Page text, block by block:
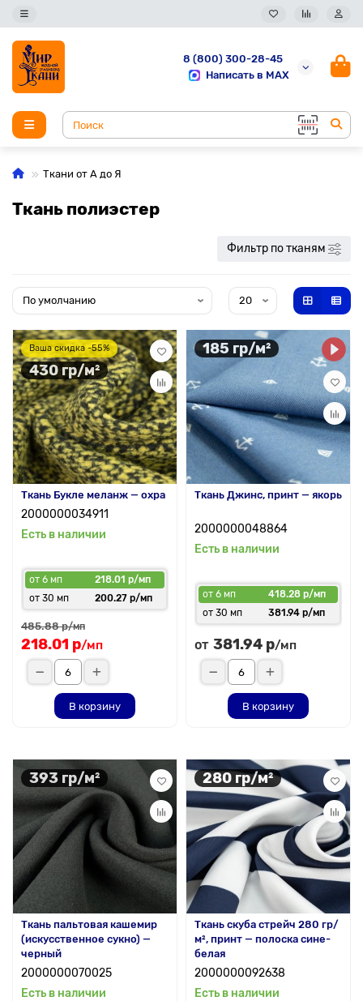
8 (800) 300-28-45
Написать в MAX
Ткани от А до Я
Ткань полиэстер
Фильтр по тканям
Ваша скидка -55%
430 гр/м²
Ткань Букле меланж — охра
2000000034911
Есть в наличии
от 6 мп
218.01 р/мп
от 30 мп
200.27 р/мп
485.88 р/мп
218.01 р/мп
В корзину
185 гр/м²
Ткань Джинс, принт — якорь
2000000048864
Есть в наличии
от 6 мп
418.28 р/мп
от 30 мп
381.94 р/мп
от 381.94 р/мп
В корзину
393 гр/м²
Ткань пальтовая кашемир
(искусственное сукно) —
черный
2000000070025
Есть в наличии
280 гр/м²
Ткань скуба стрейч 280 гр/
м², принт — полоска сине-
белая
2000000092638
Есть в наличии